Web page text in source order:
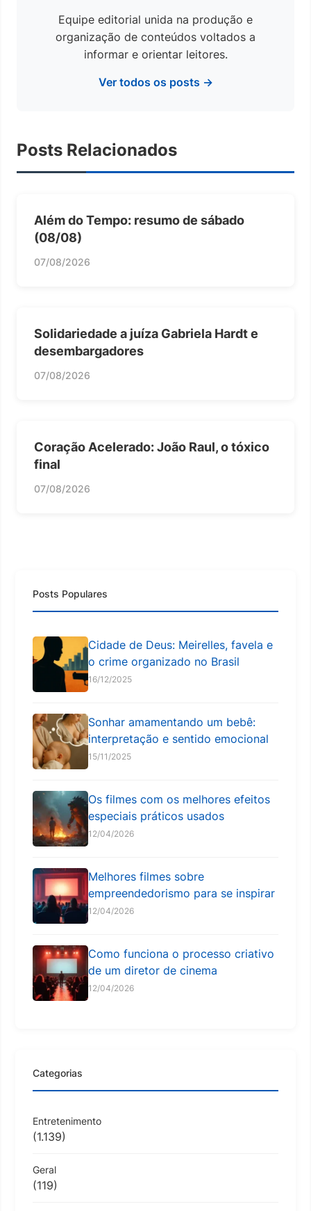
Equipe editorial unida na produção e
organização de conteúdos voltados a
informar e orientar leitores.
Ver todos os posts →
Posts Relacionados
Além do Tempo: resumo de sábado
(08/08)
07/08/2026
Solidariedade a juíza Gabriela Hardt e
desembargadores
07/08/2026
Coração Acelerado: João Raul, o tóxico
final
07/08/2026
Posts Populares
Cidade de Deus: Meirelles, favela e
o crime organizado no Brasil
16/12/2025
Sonhar amamentando um bebê:
interpretação e sentido emocional
15/11/2025
Os filmes com os melhores efeitos
especiais práticos usados
12/04/2026
Melhores filmes sobre
empreendedorismo para se inspirar
12/04/2026
Como funciona o processo criativo
de um diretor de cinema
12/04/2026
Categorias
Entretenimento
(1.139)
Geral
(119)